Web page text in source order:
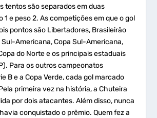
tentos são separados em duas
1 e peso 2. As competições em que o gol
pontos são Libertadores, Brasileirão
Sul-Americana, Copa Sul-Americana,
do Norte e os principais estaduais
Para os outros campeonatos
B e a Copa Verde, cada gol marcado
primeira vez na história, a Chuteira
por dois atacantes. Além disso, nunca
conquistado o prêmio. Quem fez a